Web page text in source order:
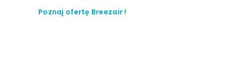
Poznaj ofertę Breezair !